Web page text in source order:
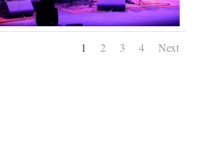
1 2 3 4 Next